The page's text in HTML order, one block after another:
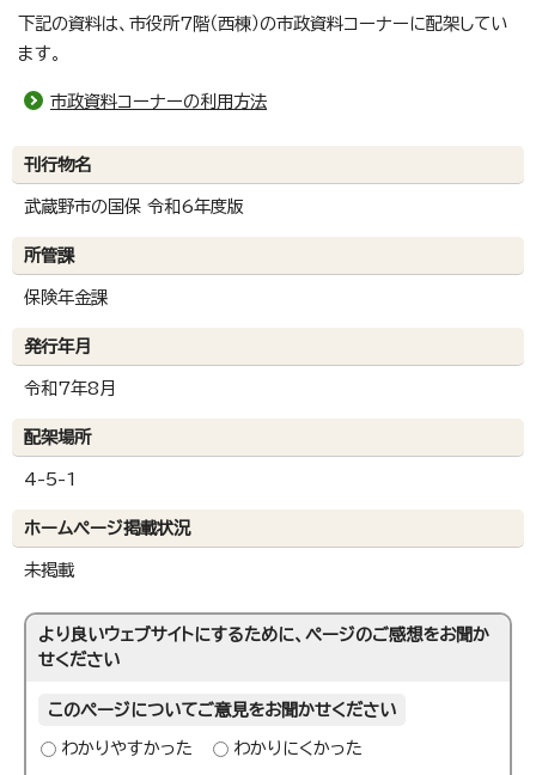
下記の資料は、市役所7階（西棟）の市政資料コーナーに配架してい
ます。
市政資料コーナーの利用方法
刊行物名
武蔵野市の国保 令和6年度版
所管課
保険年金課
発行年月
令和7年8月
配架場所
4-5-1
ホームページ掲載状況
未掲載
より良いウェブサイトにするために、ページのご感想をお聞か
せください
このページについてご意見をお聞かせください
わかりやすかった わかりにくかった